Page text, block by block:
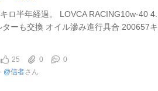
ロ半年経過。 LOVCA RACING10w-40 4.
ーも交換 オイル滲み進行具合 200657キ
25 0
0
@信者さん